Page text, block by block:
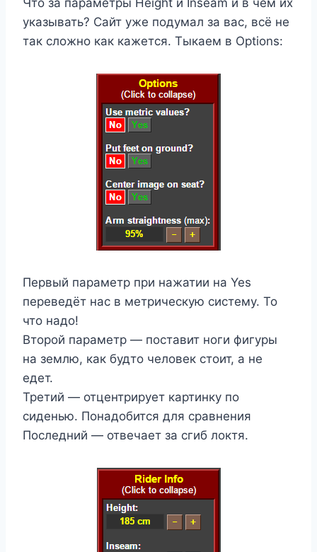
Что за параметры Height и Inseam и в чём их
указывать? Сайт уже подумал за вас, всё не
так сложно как кажется. Тыкаем в Options:
Первый параметр при нажатии на Yes
переведёт нас в метрическую систему. То
что надо!
Второй параметр — поставит ноги фигуры
на землю, как будто человек стоит, а не
едет.
Третий — отцентрирует картинку по
сиденью. Понадобится для сравнения
Последний — отвечает за сгиб локтя.